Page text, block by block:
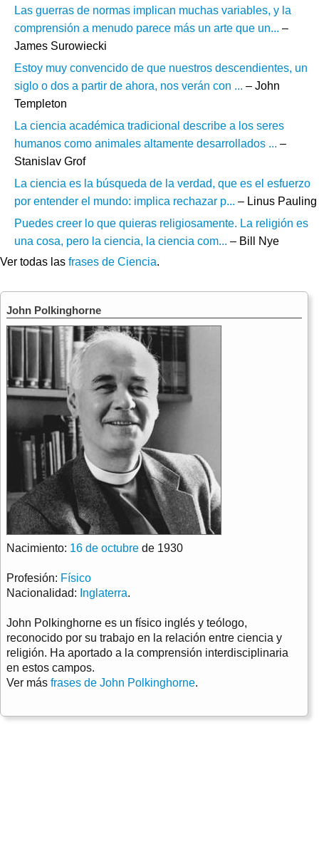
Las guerras de normas implican muchas variables, y la
comprensión a menudo parece más un arte que un... –
James Surowiecki
Estoy muy convencido de que nuestros descendientes, un
siglo o dos a partir de ahora, nos verán con ... – John
Templeton
La ciencia académica tradicional describe a los seres
humanos como animales altamente desarrollados ... –
Stanislav Grof
La ciencia es la búsqueda de la verdad, que es el esfuerzo
por entender el mundo: implica rechazar p... – Linus Pauling
Puedes creer lo que quieras religiosamente. La religión es
una cosa, pero la ciencia, la ciencia com... – Bill Nye
Ver todas las frases de Ciencia.
John Polkinghorne
Nacimiento: 16 de octubre de 1930
Profesión: Físico
Nacionalidad: Inglaterra.
John Polkinghorne es un físico inglés y teólogo,
reconocido por su trabajo en la relación entre ciencia y
religión. Ha aportado a la comprensión interdisciplinaria
en estos campos.
Ver más frases de John Polkinghorne.